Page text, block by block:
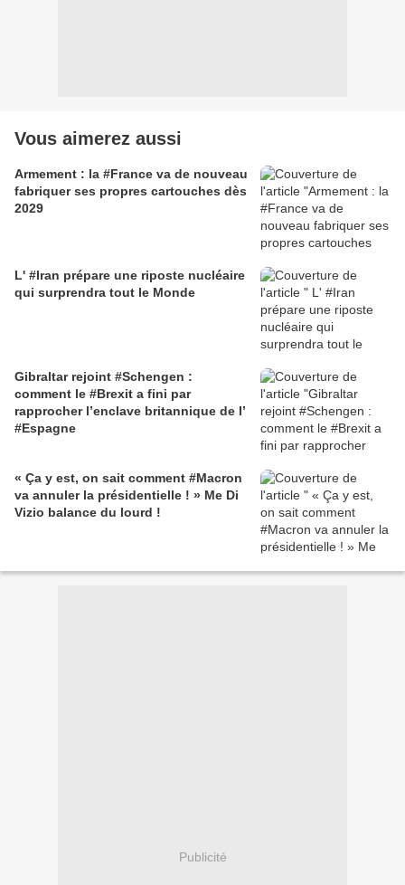
Vous aimerez aussi
Armement : la #France va de nouveau
fabriquer ses propres cartouches dès
2029
L' #Iran prépare une riposte nucléaire
qui surprendra tout le Monde
Gibraltar rejoint #Schengen :
comment le #Brexit a fini par
rapprocher l’enclave britannique de l’
#Espagne
« Ça y est, on sait comment #Macron
va annuler la présidentielle ! » Me Di
Vizio balance du lourd !
Publicité